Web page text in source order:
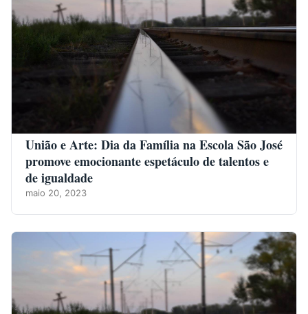
União e Arte: Dia da Família na Escola São José
promove emocionante espetáculo de talentos e
de igualdade
maio 20, 2023